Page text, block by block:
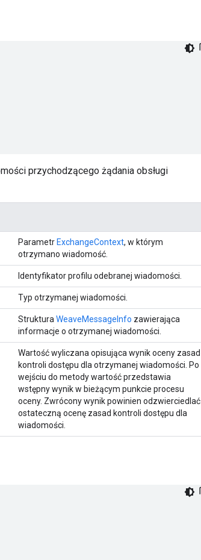
przychodzącego żądania obsługi
Parametr ExchangeContext, w którym
otrzymano wiadomość.
Identyfikator profilu odebranej wiadomości.
Typ otrzymanej wiadomości.
Struktura WeaveMessageInfo zawierająca
informacje o otrzymanej wiadomości.
Wartość wyliczana opisująca wynik oceny zasad
kontroli dostępu dla otrzymanej wiadomości. Po
wejściu do metody wartość przedstawia
wstępny wynik w bieżącym punkcie procesu
oceny. Zwrócony wynik powinien odzwierciedlać
ostateczną ocenę zasad kontroli dostępu dla
wiadomości.